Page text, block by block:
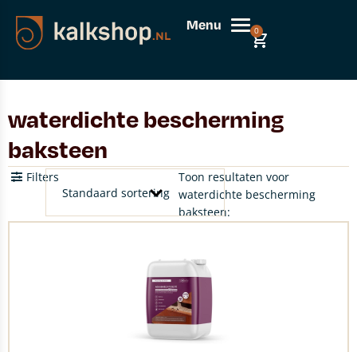
Menu 0
waterdichte bescherming
baksteen
Toon resultaten voor
waterdichte bescherming
baksteen:
Filters